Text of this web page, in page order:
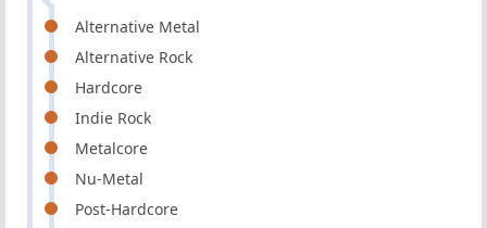
Alternative Metal
Alternative Rock
Hardcore
Indie Rock
Metalcore
Nu-Metal
Post-Hardcore